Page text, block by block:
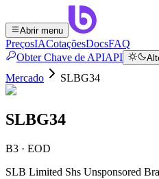
Abrir menu
PreçosIACotaçõesDocsFAQ
Obter Chave de APIAPI
Mercado SLBG34
SLBG34
B3 · EOD
SLB Limited Shs Unsponsored